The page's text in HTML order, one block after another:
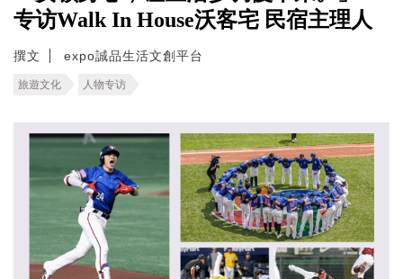
专访Walk In House沃客宅 民宿主理人
撰文 expo誠品生活文創平台
旅遊文化 人物专访